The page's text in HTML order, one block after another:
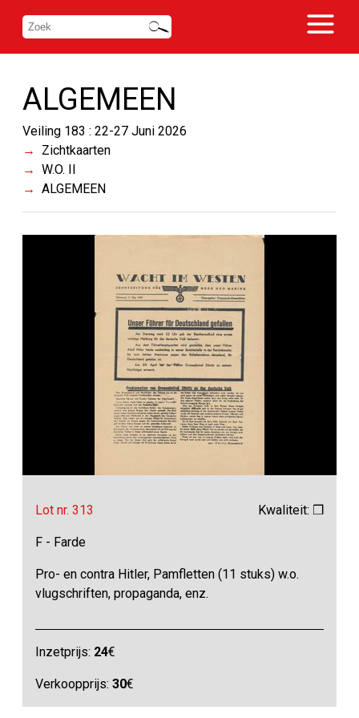
ALGEMEEN
Veiling 183 : 22-27 Juni 2026
Zichtkaarten
W.O. II
ALGEMEEN
Lot nr. 313 Kwaliteit: ❒
F - Farde
Pro- en contra Hitler, Pamfletten (11 stuks) w.o.
vlugschriften, propaganda, enz.
Inzetprijs: 24€
Verkoopprijs:30€